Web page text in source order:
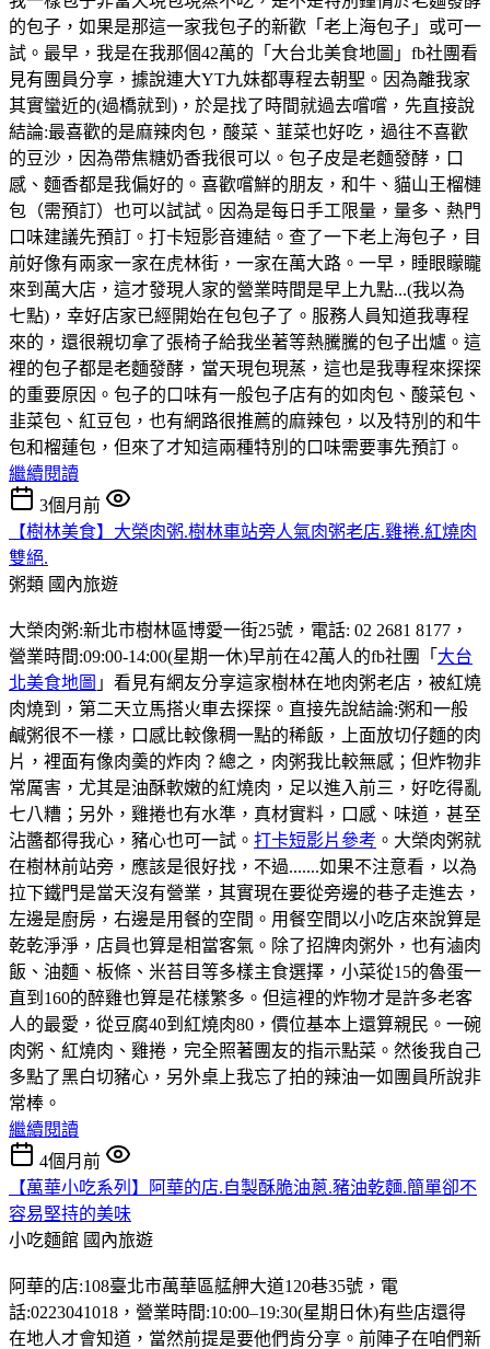
的包子，如果是那這一家我包子的新歡「老上海包子」或可一
試。最早，我是在我那個42萬的「大台北美食地圖」fb社團看
見有團員分享，據說連大YT九妹都專程去朝聖。因為離我家
其實蠻近的(過橋就到)，於是找了時間就過去嚐嚐，先直接說
結論:最喜歡的是麻辣肉包，酸菜、韮菜也好吃，過往不喜歡
的豆沙，因為帶焦糖奶香我很可以。包子皮是老麵發酵，口
感、麵香都是我偏好的。喜歡嚐鮮的朋友，和牛、貓山王榴槤
包（需預訂）也可以試試。因為是每日手工限量，量多、熱門
口味建議先預訂。打卡短影音連結。查了一下老上海包子，目
前好像有兩家一家在虎林街，一家在萬大路。一早，睡眼矇矓
來到萬大店，這才發現人家的營業時間是早上九點...(我以為
七點)，幸好店家已經開始在包包子了。服務人員知道我專程
來的，還很親切拿了張椅子給我坐著等熱騰騰的包子出爐。這
裡的包子都是老麵發酵，當天現包現蒸，這也是我專程來探探
的重要原因。包子的口味有一般包子店有的如肉包、酸菜包、
韭菜包、紅豆包，也有網路很推薦的麻辣包，以及特別的和牛
包和榴蓮包，但來了才知這兩種特別的口味需要事先預訂。
繼續閱讀
3個月前
【樹林美食】大榮肉粥.樹林車站旁人氣肉粥老店.雞捲.紅燒肉
雙絕.
粥類 國內旅遊
大榮肉粥:新北市樹林區博愛一街25號，電話: 02 2681 8177，
營業時間:09:00-14:00(星期一休)早前在42萬人的fb社團「 大台
北美食地圖 」看見有網友分享這家樹林在地肉粥老店，被紅燒
肉燒到，第二天立馬搭火車去探探。直接先說結論:粥和一般
鹹粥很不一樣，口感比較像稠一點的稀飯，上面放切仔麵的肉
片，裡面有像肉羮的炸肉？總之，肉粥我比較無感；但炸物非
常厲害，尤其是油酥軟嫩的紅燒肉，足以進入前三，好吃得亂
七八糟；另外，雞捲也有水準，真材實料，口感、味道，甚至
沾醬都得我心，豬心也可一試。 打卡短影片參考 。大榮肉粥就
在樹林前站旁，應該是很好找，不過.......如果不注意看，以為
拉下鐵門是當天沒有營業，其實現在要從旁邊的巷子走進去，
左邊是廚房，右邊是用餐的空間。用餐空間以小吃店來說算是
乾乾淨淨，店員也算是相當客氣。除了招牌肉粥外，也有滷肉
飯、油麵、板條、米苔目等多樣主食選擇，小菜從15的魯蛋一
直到160的醉雞也算是花樣繁多。但這裡的炸物才是許多老客
人的最愛，從豆腐40到紅燒肉80，價位基本上還算親民。一碗
肉粥、紅燒肉、雞捲，完全照著團友的指示點菜。然後我自己
多點了黑白切豬心，另外桌上我忘了拍的辣油一如團員所說非
常棒。
繼續閱讀
4個月前
【萬華小吃系列】阿華的店.自製酥脆油蔥.豬油乾麵.簡單卻不
容易堅持的美味
小吃麵館 國內旅遊
阿華的店:108臺北市萬華區艋舺大道120巷35號，電
話:0223041018，營業時間:10:00–19:30(星期日休)有些店還得
在地人才會知道，當然前提是要他們肯分享。前陣子在咱們新